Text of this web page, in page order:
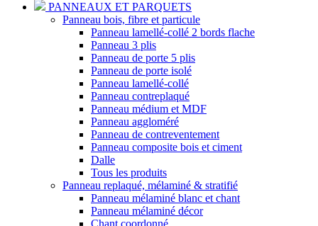
PANNEAUX ET PARQUETS
Panneau bois, fibre et particule
Panneau lamellé-collé 2 bords flache
Panneau 3 plis
Panneau de porte 5 plis
Panneau de porte isolé
Panneau lamellé-collé
Panneau contreplaqué
Panneau médium et MDF
Panneau aggloméré
Panneau de contreventement
Panneau composite bois et ciment
Dalle
Tous les produits
Panneau replaqué, mélaminé & stratifié
Panneau mélaminé blanc et chant
Panneau mélaminé décor